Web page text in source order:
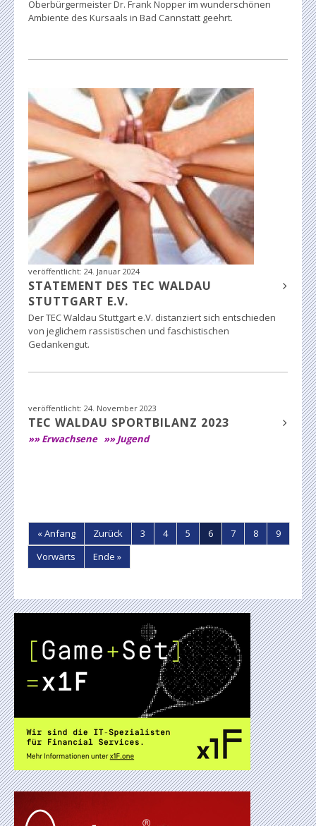
Oberbürgermeister Dr. Frank Nopper im wunderschönen
Ambiente des Kursaals in Bad Cannstatt geehrt.
veröffentlicht: 24. Januar 2024
STATEMENT DES TEC WALDAU
STUTTGART E.V.
Der TEC Waldau Stuttgart e.V. distanziert sich entschieden
von jeglichem rassistischen und faschistischen
Gedankengut.
veröffentlicht: 24. November 2023
TEC WALDAU SPORTBILANZ 2023
»» Erwachsene »» Jugend
« Anfang Zurück 3 4 5 6 7 8
9
Vorwärts
Ende »